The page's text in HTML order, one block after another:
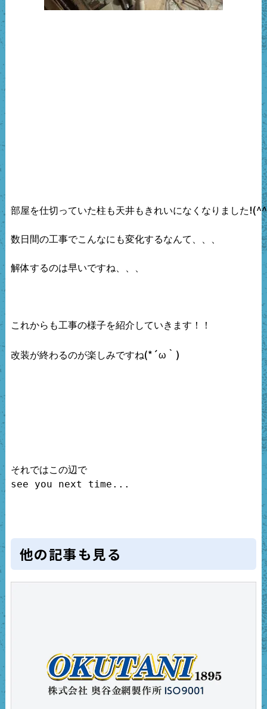
部屋を仕切っていた柱も天井もきれいになくなりました
数日間の工事でこんなにも変化するなんて、、、
解体するのは早いですね、、、
これからも工事の様子を紹介していきます！！
改装が終わるのが楽しみですね(*´ω｀)
それではこの辺で
see you next time...
他の記事も見る